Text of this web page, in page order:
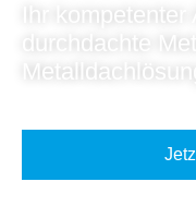
Ihr kompetenter
durchdachte